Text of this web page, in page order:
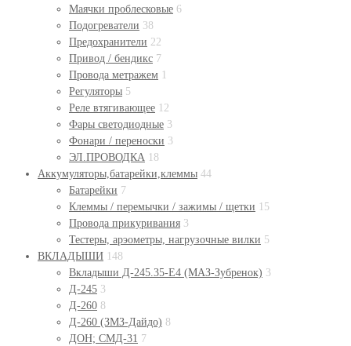
Маячки проблесковые 6
Подогреватели 38
Предохранители 22
Привод / бендикс 7
Провода метражем 1
Регуляторы 5
Реле втягивающее 12
Фары светодиодные 3
Фонари / переноски 3
ЭЛ.ПРОВОДКА 18
Аккумуляторы,батарейки,клеммы 44
Батарейки 7
Клеммы / перемычки / зажимы / щетки 15
Провода прикуривания 3
Тестеры, арэометры, нагрузочные вилки 5
ВКЛАДЫШИ 148
Вкладыши Д-245.35-Е4 (МАЗ-Зубренок) 3
Д-245 3
Д-260 8
Д-260 (ЗМЗ-Дайдо) 8
ДОН; СМД-31 7